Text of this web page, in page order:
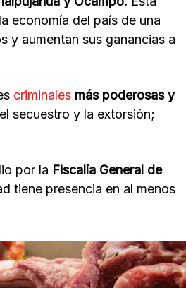
economía del país de una
y aumentan sus ganancias a
criminales más poderosas y
secuestro y la extorsión;
por la Fiscalía General de
tiene presencia en al menos